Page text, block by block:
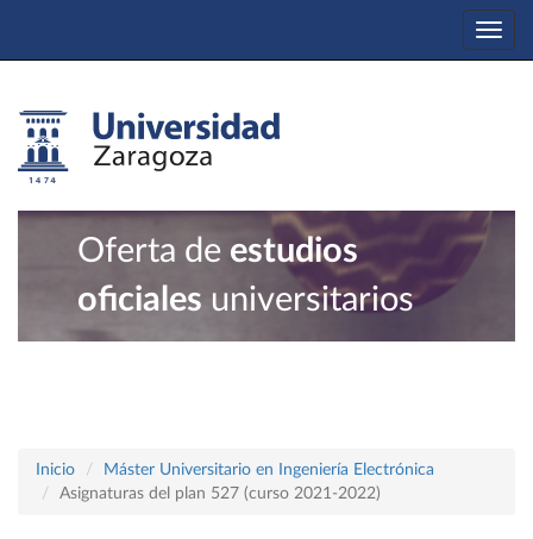
Oferta de estudios
oficiales universitarios
Inicio
Máster Universitario en Ingeniería Electrónica
Asignaturas del plan 527 (curso 2021-2022)